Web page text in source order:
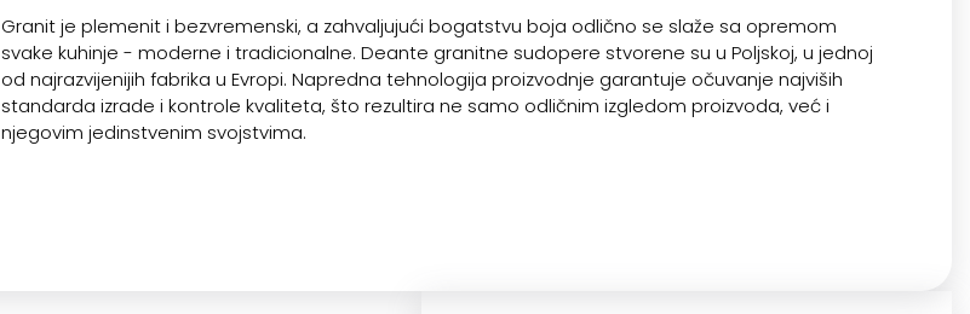
Granit je plemenit i bezvremenski, a zahvaljujući bogatstvu boja odlično se slaže sa opremom
svake kuhinje - moderne i tradicionalne. Deante granitne sudopere stvorene su u Poljskoj, u jednoj
od najrazvijenijih fabrika u Evropi. Napredna tehnologija proizvodnje garantuje očuvanje najviših
standarda izrade i kontrole kvaliteta, što rezultira ne samo odličnim izgledom proizvoda, već i
njegovim jedinstvenim svojstvima.